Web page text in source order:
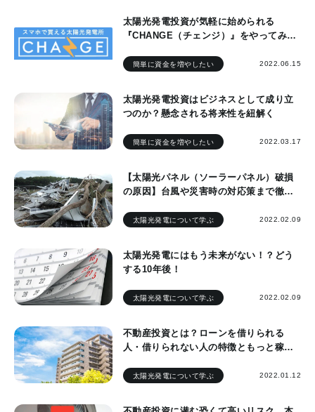
太陽光発電投資が気軽に始められる
『CHANGE（チェンジ）』をやってみ
簡単に資金を増やしたい 2022.06.15
太陽光発電投資はビジネスとして成り立
つのか？懸念される将来性を紐解く
簡単に資金を増やしたい 2022.03.17
【太陽光パネル（ソーラーパネル）破損
の原因】台風や災害時の対応策まで徹底
太陽光発電について学ぶ 2022.02.09
太陽光発電にはもう未来がない！？どう
する10年後！
太陽光発電について学ぶ 2022.02.09
不動産投資とは？ローンを借りられる
人・借りられない人の特徴ともっと稼げ
太陽光発電について学ぶ 2022.01.12